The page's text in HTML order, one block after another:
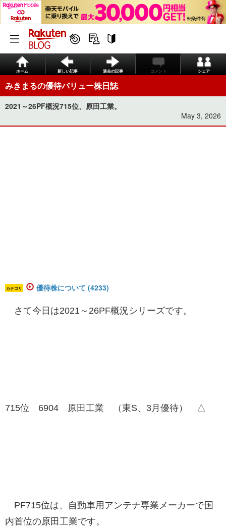
ホーム 新しい記事 過去の記事 コメント シェア
みきまるの優待バリュー株日誌
2021～26PF概況715位、原田工業。
May 3, 2026
カテゴリ 優待株について (4233)
さて今日は2021～26PF概況シリーズです。
715位 6904 原田工業 （東S、3月優待） △
PF715位は、自動車用アンテナ専業メーカーで国
内首位の原田工業です。